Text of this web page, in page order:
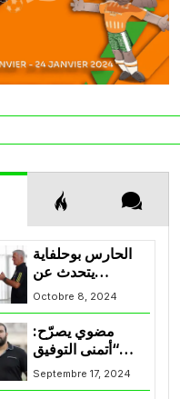
الحارس بوحلفاية
يتحدث عن
طموحاته مع
المنتخب و شباب
قسنطينة
Octobre 8, 2024
مضوي يصرّح:
“أتمنى التوفيق
لممثلي الكرة
الجزائرية في
Septembre 17, 2024